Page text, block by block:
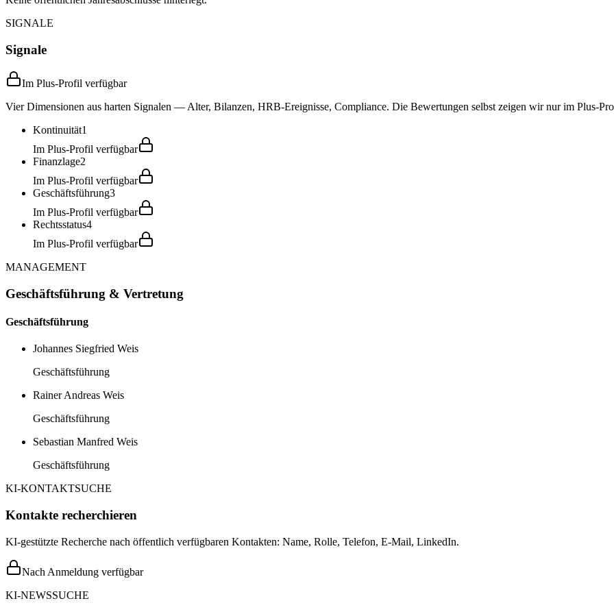
SIGNALE
Signale
Im Plus-Profil verfügbar
Vier Dimensionen aus harten Signalen — Alter, Bilanzen, HRB-Ereignisse, Compliance. Die Bewertungen selbst zeigen wir nur im Plus-
Kontinuität1
Im Plus-Profil verfügbar
Finanzlage2
Im Plus-Profil verfügbar
Geschäftsführung3
Im Plus-Profil verfügbar
Rechtsstatus4
Im Plus-Profil verfügbar
MANAGEMENT
Geschäftsführung & Vertretung
Geschäftsführung
Johannes Siegfried Weis
Geschäftsführung
Rainer Andreas Weis
Geschäftsführung
Sebastian Manfred Weis
Geschäftsführung
KI-KONTAKTSUCHE
Kontakte recherchieren
KI-gestützte Recherche nach öffentlich verfügbaren Kontakten: Name, Rolle, Telefon, E-Mail, LinkedIn.
Nach Anmeldung verfügbar
KI-NEWSSUCHE